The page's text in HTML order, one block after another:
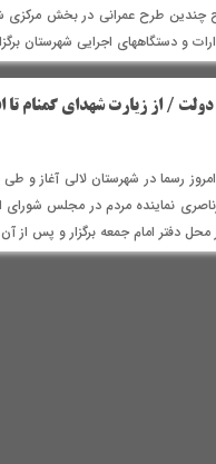
چندین طرح عمرانی در بخش مرکزی
و دستگاههای اجرایی شهرستان
دولت / از زیارت شهدای گمنام
رسما در شهرستان لالی آغاز و طی
نماینده مردم در مجلس شورای
دفتر امام جمعه برگزار و پس از